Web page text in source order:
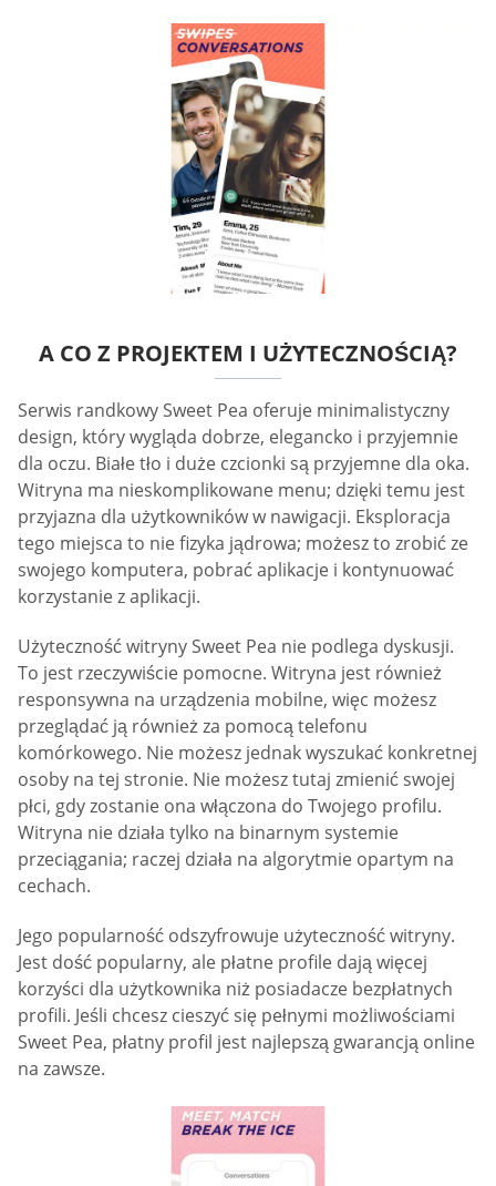
A CO Z PROJEKTEM I UŻYTECZNOŚCIĄ?
Serwis randkowy Sweet Pea oferuje minimalistyczny
design, który wygląda dobrze, elegancko i przyjemnie
dla oczu. Białe tło i duże czcionki są przyjemne dla oka.
Witryna ma nieskomplikowane menu; dzięki temu jest
przyjazna dla użytkowników w nawigacji. Eksploracja
tego miejsca to nie fizyka jądrowa; możesz to zrobić ze
swojego komputera, pobrać aplikacje i kontynuować
korzystanie z aplikacji.
Użyteczność witryny Sweet Pea nie podlega dyskusji.
To jest rzeczywiście pomocne. Witryna jest również
responsywna na urządzenia mobilne, więc możesz
przeglądać ją również za pomocą telefonu
komórkowego. Nie możesz jednak wyszukać konkretnej
osoby na tej stronie. Nie możesz tutaj zmienić swojej
płci, gdy zostanie ona włączona do Twojego profilu.
Witryna nie działa tylko na binarnym systemie
przeciągania; raczej działa na algorytmie opartym na
cechach.
Jego popularność odszyfrowuje użyteczność witryny.
Jest dość popularny, ale płatne profile dają więcej
korzyści dla użytkownika niż posiadacze bezpłatnych
profili. Jeśli chcesz cieszyć się pełnymi możliwościami
Sweet Pea, płatny profil jest najlepszą gwarancją online
na zawsze.